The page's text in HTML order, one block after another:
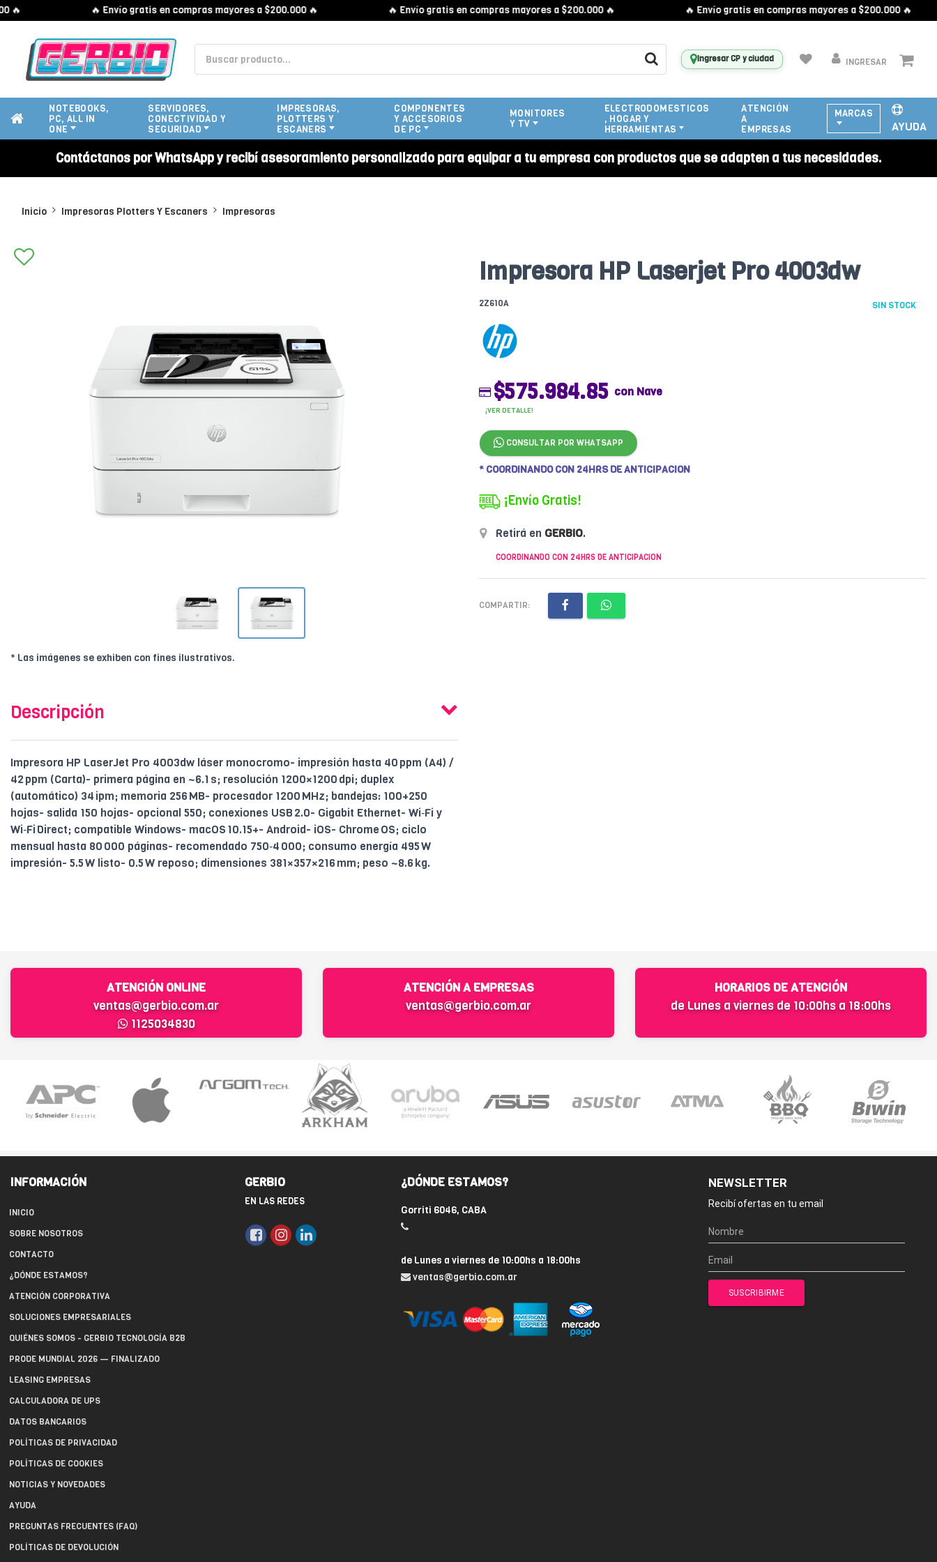
🔥 Envío gratis en compras mayores a $200.000 🔥 🔥 Envío gratis en compras mayores a $200.000 🔥 🔥 Envío gratis en compras mayores a $200.000 🔥
Ingresar CP y ciudad INGRESAR
NOTEBOOKS,
PC, ALL IN
ONE
SERVIDORES,
CONECTIVIDAD Y
SEGURIDAD
IMPRESORAS,
PLOTTERS Y
ESCANERS
COMPONENTES
Y ACCESORIOS
DE PC
MONITORES
Y TV
ELECTRODOMESTICOS
, HOGAR Y
HERRAMIENTAS
ATENCIÓN
A
EMPRESAS
MARCAS
AYUDA
Contáctanos por WhatsApp y recibí asesoramiento personalizado para equipar a tu empresa con productos que se adapten a tus necesidades.
Inicio Impresoras Plotters Y Escaners Impresoras
* Las imágenes se exhiben con fines ilustrativos.
Impresora HP Laserjet Pro 4003dw
2Z610A SIN STOCK
$575.984.85 con Nave
¡VER DETALLE!
CONSULTAR POR WHATSAPP
* COORDINANDO CON 24HRS DE ANTICIPACION
¡Envío Gratis!
Retirá en GERBIO.
COORDINANDO CON 24HRS DE ANTICIPACION
COMPARTIR:
Descripción
Impresora HP LaserJet Pro 4003dw láser monocromo- impresión hasta 40 ppm (A4) /
42 ppm (Carta)- primera página en ~6.1 s; resolución 1200×1200 dpi; duplex
(automático) 34 ipm; memoria 256 MB- procesador 1200 MHz; bandejas: 100+250
hojas- salida 150 hojas- opcional 550; conexiones USB 2.0- Gigabit Ethernet- Wi‑Fi y
Wi‑Fi Direct; compatible Windows- macOS 10.15+- Android- iOS- Chrome OS; ciclo
mensual hasta 80 000 páginas- recomendado 750‑4 000; consumo energía 495 W
impresión- 5.5 W listo- 0.5 W reposo; dimensiones 381×357×216 mm; peso ~8.6 kg.
ATENCIÓN ONLINE
ventas@gerbio.com.ar
1125034830
ATENCIÓN A EMPRESAS
ventas@gerbio.com.ar
HORARIOS DE ATENCIÓN
de Lunes a viernes de 10:00hs a 18:00hs
INFORMACIÓN
INICIO
SOBRE NOSOTROS
CONTACTO
¿DÓNDE ESTAMOS?
ATENCIÓN CORPORATIVA
SOLUCIONES EMPRESARIALES
QUIÉNES SOMOS - GERBIO TECNOLOGÍA B2B
PRODE MUNDIAL 2026 — FINALIZADO
LEASING EMPRESAS
CALCULADORA DE UPS
DATOS BANCARIOS
POLÍTICAS DE PRIVACIDAD
POLÍTICAS DE COOKIES
NOTICIAS Y NOVEDADES
AYUDA
PREGUNTAS FRECUENTES (FAQ)
POLÍTICAS DE DEVOLUCIÓN
GERBIO
EN LAS REDES
¿DÓNDE ESTAMOS?
Gorriti 6046, CABA
de Lunes a viernes de 10:00hs a 18:00hs
ventas@gerbio.com.ar
NEWSLETTER
Recibí ofertas en tu email